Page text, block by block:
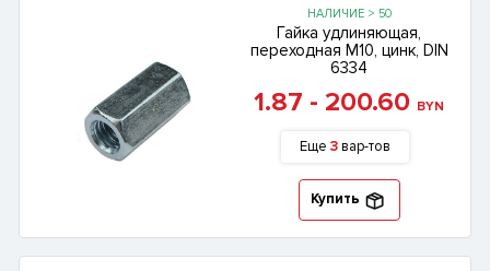
НАЛИЧИЕ > 50
Гайка удлиняющая,
переходная М10, цинк, DIN
6334
1.87 - 200.60 BYN
Еще 3вар-тов
Купить